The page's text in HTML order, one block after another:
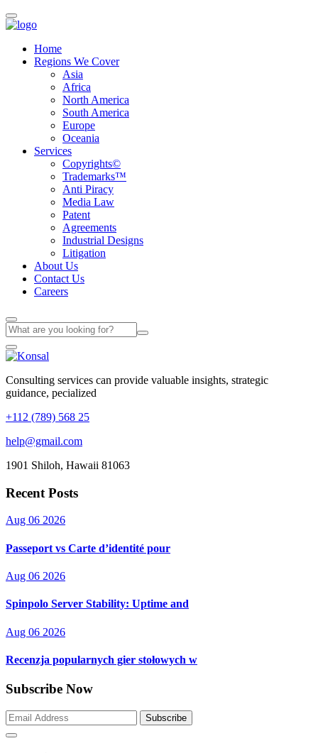
Home
Regions We Cover
Asia
Africa
North America
South America
Europe
Oceania
Services
Copyrights©
Trademarks™
Anti Piracy
Media Law
Patent
Agreements
Industrial Designs
Litigation
About Us
Contact Us
Careers
Consulting services can provide valuable insights, strategic
guidance, pecialized
+112 (789) 568 25
help@gmail.com
1901 Shiloh, Hawaii 81063
Recent Posts
Aug 06 2026
Passeport vs Carte d’identité pour
Aug 06 2026
Spinpolo Server Stability: Uptime and
Aug 06 2026
Recenzja popularnych gier stołowych w
Subscribe Now
Subscribe